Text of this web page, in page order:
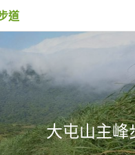
道
大屯山主峰